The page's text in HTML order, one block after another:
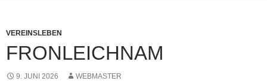
VEREINSLEBEN
FRONLEICHNAM
9. JUNI 2026 WEBMASTER